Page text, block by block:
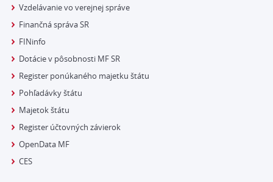
Vzdelávanie vo verejnej správe
Finančná správa SR
FINinfo
Dotácie v pôsobnosti MF SR
Register ponúkaného majetku štátu
Pohľadávky štátu
Majetok štátu
Register účtovných závierok
OpenData MF
CES